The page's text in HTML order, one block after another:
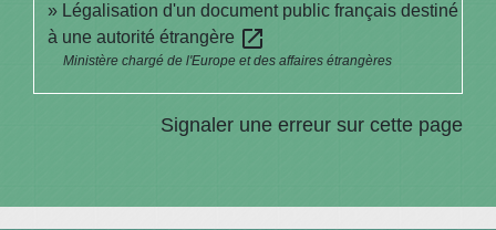
Légalisation d'un document public français destiné
à une autorité étrangère open_in_new
Ministère chargé de l'Europe et des affaires étrangères
Signaler une erreur sur cette page